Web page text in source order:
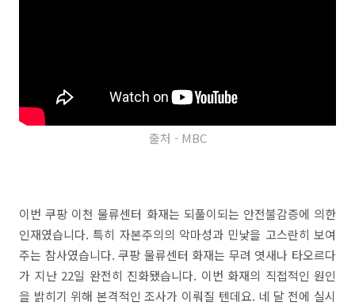
출처 - MBC
이번 쿠팡 이천 물류센터 화재는 되풀이되는 안전불감증에 의한
인재였습니다. 특히 자본주의의 악마성과 민낯을 고스란히 보여
주는 참사였습니다. 쿠팡 물류센터 화재는 무려 엿새나 타오르다
가 지난 22일 완전히 진화됐습니다. 이번 화재의 직접적인 원인
을 밝히기 위해 본격적인 조사가 이뤄질 텐데요. 네 달 전에 실시